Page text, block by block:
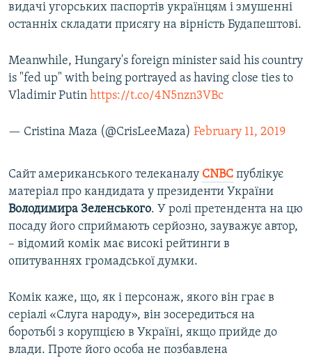
видачі угорських паспортів українцям і змушенні
останніх складати присягу на вірність Будапештові.
Meanwhile, Hungary's foreign minister said his country
is "fed up" with being portrayed as having close ties to
Vladimir Putin https://t.co/4N5nzn3VBc
— Cristina Maza (@CrisLeeMaza) February 11, 2019
Сайт американського телеканалу CNBC публікує
матеріал про кандидата у президенти України
Володимира Зеленського. У ролі претендента на цю
посаду його сприймають серйозно, зауважує автор,
– відомий комік має високі рейтинги в
опитуваннях громадської думки.
Комік каже, що, як і персонаж, якого він грає в
серіалі «Слуга народу», він зосередиться на
боротьбі з корупцією в Україні, якщо прийде до
влади. Проте його особа не позбавлена